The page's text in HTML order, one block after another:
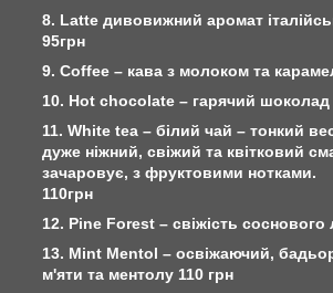
8. Latte дивовижний аромат
95грн
9. Сoffee – кава з молоком та
10. Hot chocolate – гарячий шоколад
11. White tea – білий чай – тонкий
дуже ніжний, свіжий та квітковий
зачаровує, з фруктовими нотками.
110грн
12. Pine Forest – свіжість соснового
13. Mint Mentol – освіжаючий,
м'яти та ментолу 110 грн